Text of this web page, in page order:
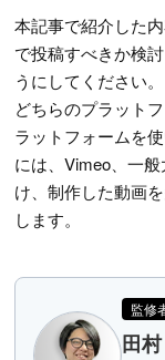
本記事で紹介した
で投稿すべきか検
うにしてください。
どちらのプラット
ラットフォームを
には、Vimeo、一
け、制作した動画
します。
監修
田